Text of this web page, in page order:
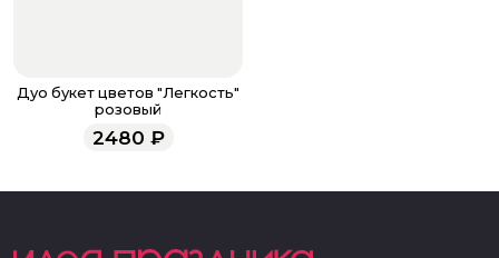
Дуо букет цветов "Легкость"
розовый
2480 ₽